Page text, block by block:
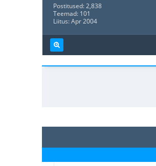
Postitused: 2,838
Teemad: 101
Liitus: Apr 2004